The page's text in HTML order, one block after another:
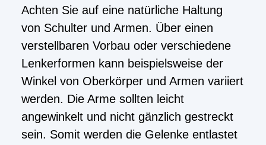
Achten Sie auf eine natürliche Haltung
von Schulter und Armen. Über einen
verstellbaren Vorbau oder verschiedene
Lenkerformen kann beispielsweise der
Winkel von Oberkörper und Armen variiert
werden. Die Arme sollten leicht
angewinkelt und nicht gänzlich gestreckt
sein. Somit werden die Gelenke entlastet